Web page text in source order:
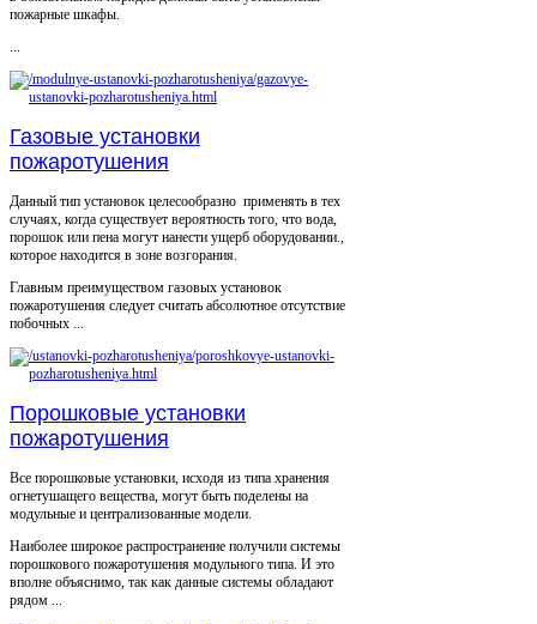
пожарные шкафы.
...
Газовые установки
пожаротушения
Данный тип установок целесообразно применять в тех
случаях, когда существует вероятность того, что вода,
порошок или пена могут нанести ущерб оборудовании.,
которое находится в зоне возгорания.
Главным преимуществом газовых установок
пожаротушения следует считать абсолютное отсутствие
побочных ...
Порошковые установки
пожаротушения
Все порошковые установки, исходя из типа хранения
огнетушащего вещества, могут быть поделены на
модульные и централизованные модели.
Наиболее широкое распространение получили системы
порошкового пожаротушения модульного типа. И это
вполне объяснимо, так как данные системы обладают
рядом ...